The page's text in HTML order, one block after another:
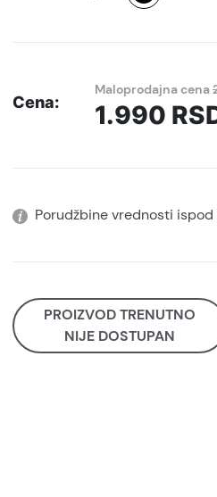
Cena:
Maloprodajna cena
1.990
Porudžbine vrednosti
PROIZVOD TRENUTNO
NIJE DOSTUPAN